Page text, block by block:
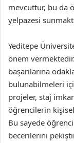
mevcuttur, bu da
yelpazesi
Yeditepe
önem
başarılarına
bulunabilmeleri
projeler, staj
öğrencilerin
Bu sayede
becerilerini